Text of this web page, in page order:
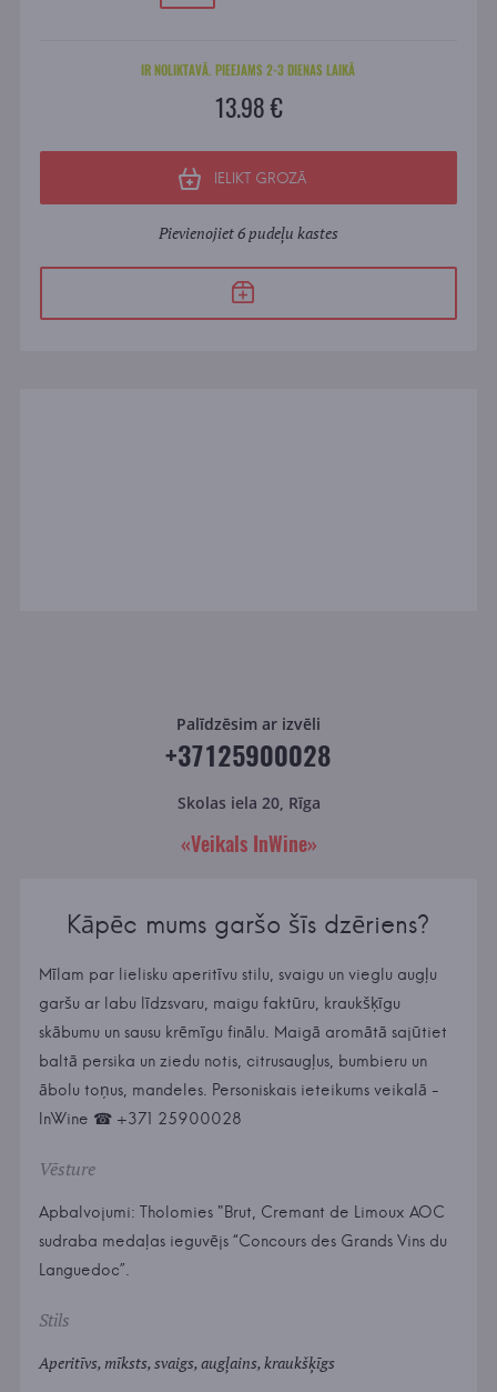
IR NOLIKTAVĀ. PIEEJAMS 2-3 DIENAS LAIKĀ
13.98 €
IELIKT GROZĀ
Pievienojiet 6 pudeļu kastes
Palīdzēsim ar izvēli
+37125900028
Skolas iela 20, Rīga
«Veikals InWine»
Kāpēc mums garšo šīs dzēriens?
Mīlam par lielisku aperitīvu stilu, svaigu un vieglu augļu
garšu ar labu līdzsvaru, maigu faktūru, kraukšķīgu
skābumu un sausu krēmīgu finālu. Maigā aromātā sajūtiet
baltā persika un ziedu notis, citrusaugļus, bumbieru un
ābolu toņus, mandeles. Personiskais ieteikums veikalā -
InWine ☎ +371 25900028
Vēsture
Apbalvojumi: Tholomies "Brut, Cremant de Limoux AOC
sudraba medaļas ieguvējs “Concours des Grands Vins du
Languedoc”.
Stils
Aperitīvs, mīksts, svaigs, augļains, kraukšķīgs